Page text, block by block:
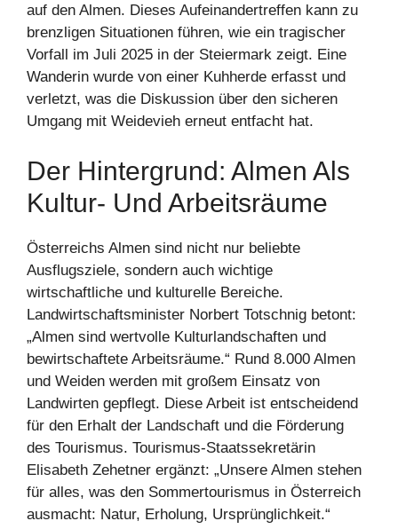
auf den Almen. Dieses Aufeinandertreffen kann zu
brenzligen Situationen führen, wie ein tragischer
Vorfall im Juli 2025 in der Steiermark zeigt. Eine
Wanderin wurde von einer Kuhherde erfasst und
verletzt, was die Diskussion über den sicheren
Umgang mit Weidevieh erneut entfacht hat.
Der Hintergrund: Almen Als
Kultur- Und Arbeitsräume
Österreichs Almen sind nicht nur beliebte
Ausflugsziele, sondern auch wichtige
wirtschaftliche und kulturelle Bereiche.
Landwirtschaftsminister Norbert Totschnig betont:
„Almen sind wertvolle Kulturlandschaften und
bewirtschaftete Arbeitsräume.“ Rund 8.000 Almen
und Weiden werden mit großem Einsatz von
Landwirten gepflegt. Diese Arbeit ist entscheidend
für den Erhalt der Landschaft und die Förderung
des Tourismus. Tourismus-Staatssekretärin
Elisabeth Zehetner ergänzt: „Unsere Almen stehen
für alles, was den Sommertourismus in Österreich
ausmacht: Natur, Erholung, Ursprünglichkeit.“